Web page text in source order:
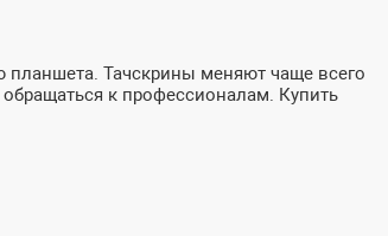
планшета. Тачскрины меняют чаще всего
к профессионалам. Купить